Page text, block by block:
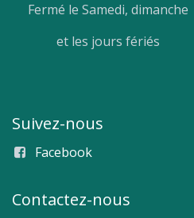
Fermé le Samedi, dimanche
et les jours fériés
Suivez-nous
Facebook
Contactez-nous